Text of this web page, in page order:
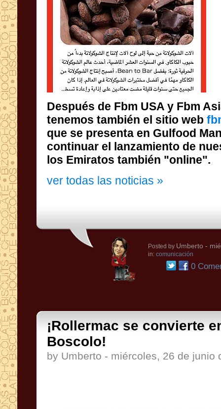
Después de Fbm USA y Fbm
tenemos también el sitio web
los Emiratos también "online".
ver todas las noticias »
Posted by Umberto -
in: comunicación
0
¡Rollermac se convierte
Boscolo!
by Umberto - miércoles, 26 de junio